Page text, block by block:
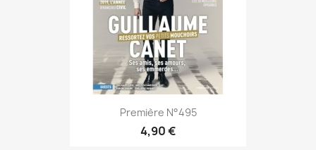
Première N°495
4,90 €